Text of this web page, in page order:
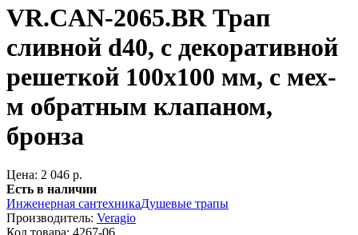
VR.CAN-2065.BR Трап
сливной d40, с декоративной
решеткой 100x100 мм, с мех-
м обратным клапаном,
бронза
Цена: 2 046 р.
Есть в наличии
Инженерная сантехникаДушевые трапы
Производитель: Veragio